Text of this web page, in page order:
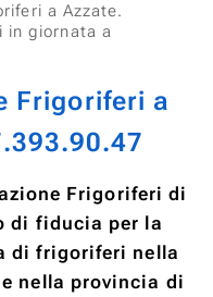
a Azzate.
in giornata a
Frigoriferi a
Frigoriferi di
di fiducia per la
di frigoriferi nella
nella provincia di